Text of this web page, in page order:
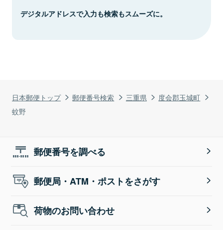
日本郵便トップ 郵便番号検索 三重県
度会郡玉城町
蚊野
デジタルアドレスで入力も検索もスムーズに。
郵便番号を調べる
郵便局・ATM・ポストをさがす
荷物のお問い合わせ